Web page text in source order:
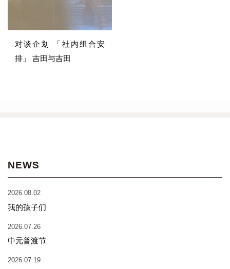
对谈企划 「社内组合安
排」 吉田与吉田
NEWS
2026.08.02
我的孩子们
2026.07.26
中元普渡节
2026.07.19